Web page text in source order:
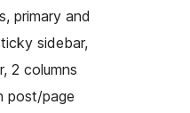
primary and
sidebar,
2 columns
post/page